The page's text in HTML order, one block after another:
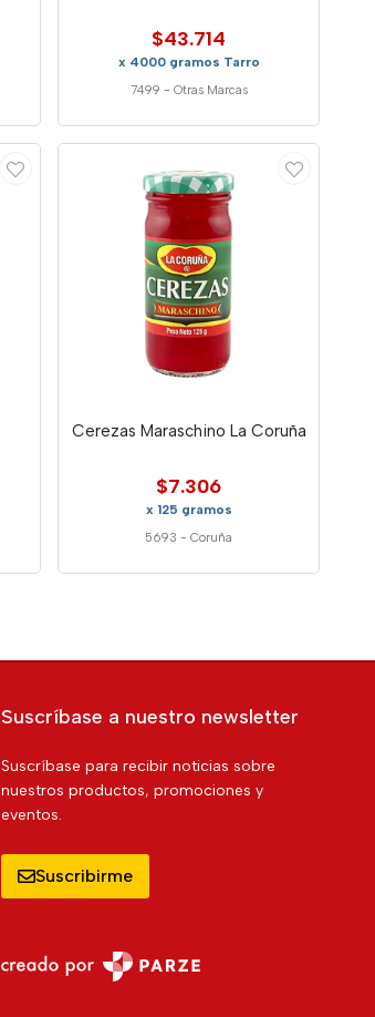
$43.714
x 4000 gramos Tarro
7499 - Otras Marcas
Cerezas Maraschino La Coruña
$7.306
x 125 gramos
5693 -Coruña
Suscríbase a nuestro newsletter
Suscríbase para recibir noticias sobre
nuestros productos, promociones y
eventos.
Suscribirme